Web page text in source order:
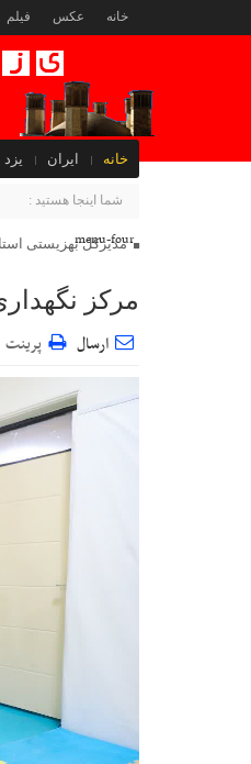
خانه عکس فیلم
خانه ایران یزد
جهان
menu-four
شما اینجا هستید :
مدیرکل بهزیستی
مرکز
ارسال پرینت